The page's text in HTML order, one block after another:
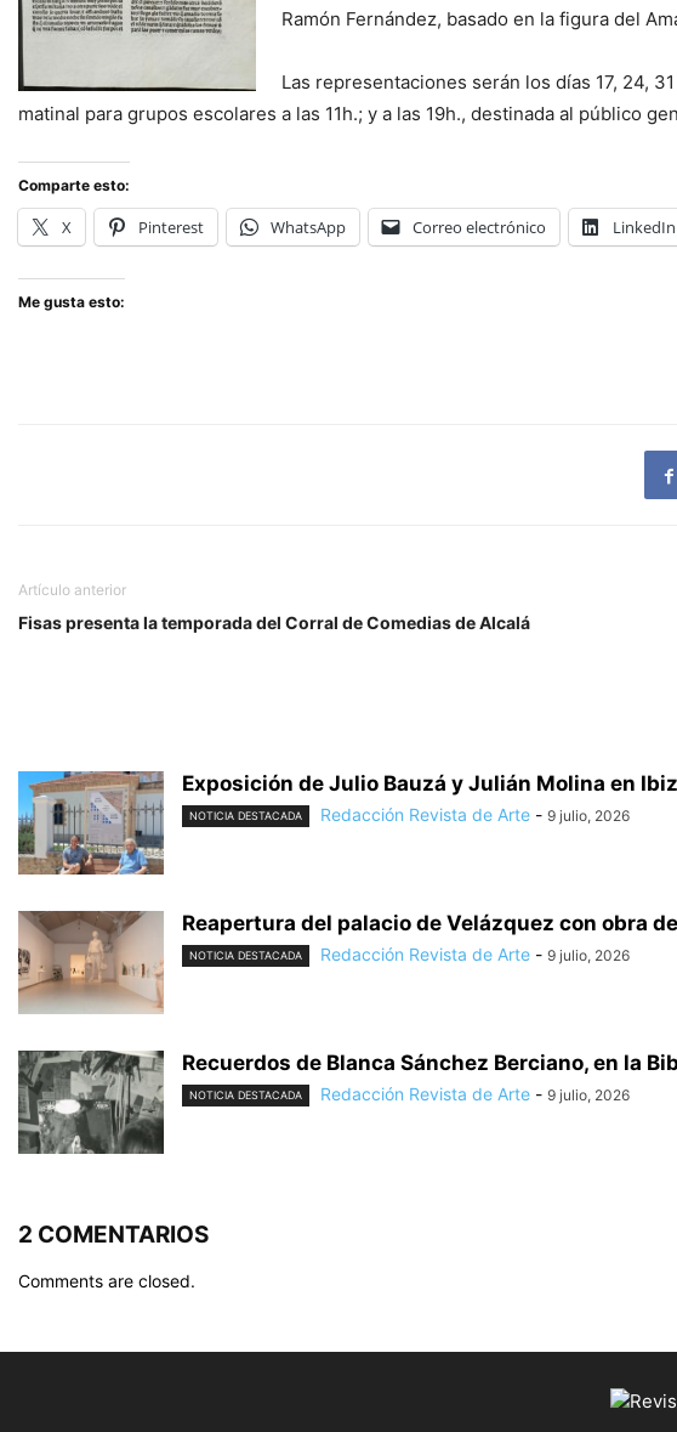
Ramón Fernández, basado en la figura del
Las representaciones serán los días 17, 24,
matinal para grupos escolares a las 11h.; y a las 19h., destinada al público
Comparte esto:
X Pinterest WhatsApp Correo electrónico LinkedIn
Me gusta esto:
Artículo anterior
Fisas presenta la temporada del Corral de Comedias de Alcalá
Exposición de Julio Bauzá y Julián Molina en
NOTICIA DESTACADA Redacción Revista de Arte - 9 julio, 2026
Reapertura del palacio de Velázquez con obra
NOTICIA DESTACADA Redacción Revista de Arte - 9 julio, 2026
Recuerdos de Blanca Sánchez Berciano, en la
NOTICIA DESTACADA Redacción Revista de Arte - 9 julio, 2026
2 COMENTARIOS
Comments are closed.